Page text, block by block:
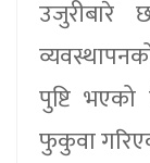
उजुरीबारे
पुष्टि
फुकुवा